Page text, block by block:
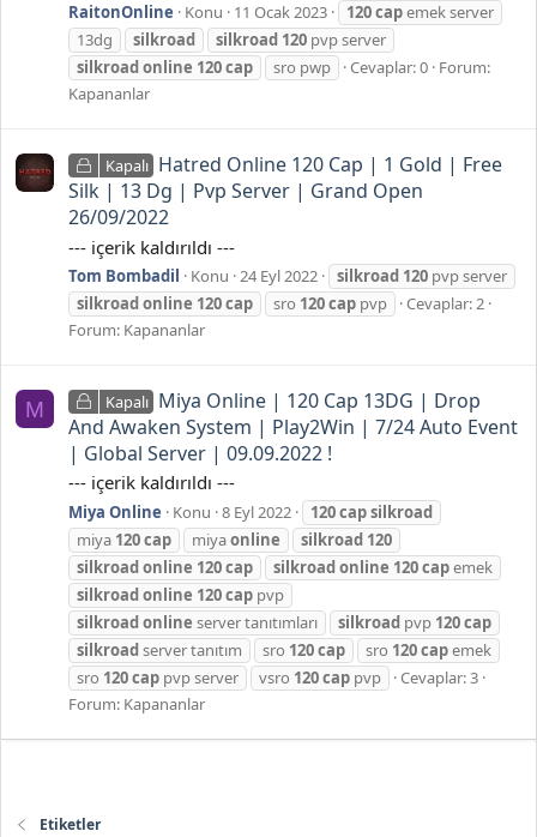
RaitonOnline Konu 11 Ocak 2023 120capemek server
13dg
silkroad silkroad 120 pvp server
silkroad online 120cap sro pwp Cevaplar: 0 Forum:
Kapananlar
Kapalı Hatred Online 120 Cap | 1 Gold | Free
Silk | 13 Dg | Pvp Server | Grand Open
26/09/2022
--- içerik kaldırıldı ---
Tom Bombadil Konu 24 Eyl 2022 silkroad 120 pvp server
silkroadonline 120cap sro 120cap pvp
Cevaplar: 2
Forum: Kapananlar
M Kapalı Miya Online | 120 Cap 13DG | Drop
And Awaken System | Play2Win | 7/24 Auto Event
| Global Server | 09.09.2022 !
--- içerik kaldırıldı ---
Miya Online Konu 8 Eyl 2022 120capsilkroad
miya 120cap miyaonline silkroad 120
silkroadonline 120cap silkroadonline 120capemek
silkroadonline 120cap pvp
silkroadonline server tanıtımları silkroad pvp 120cap
silkroadserver tanıtım sro 120cap sro 120capemek
sro 120cap pvp server vsro 120cap pvp
Cevaplar: 3
Forum: Kapananlar
Etiketler